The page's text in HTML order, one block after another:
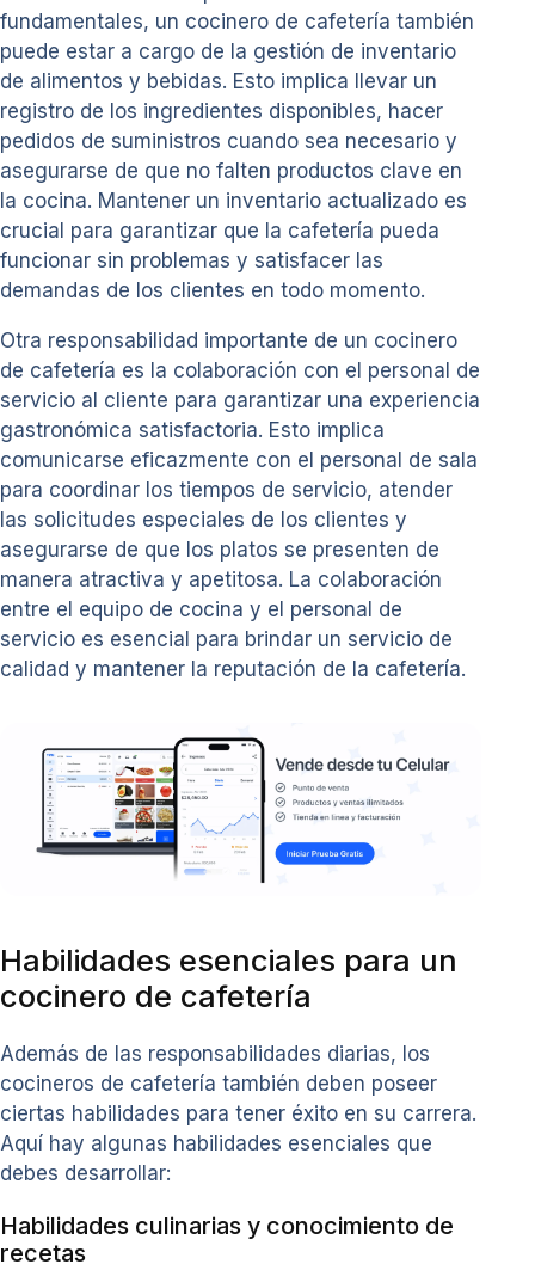
fundamentales, un cocinero de cafetería también
puede estar a cargo de la gestión de inventario
de alimentos y bebidas. Esto implica llevar un
registro de los ingredientes disponibles, hacer
pedidos de suministros cuando sea necesario y
asegurarse de que no falten productos clave en
la cocina. Mantener un inventario actualizado es
crucial para garantizar que la cafetería pueda
funcionar sin problemas y satisfacer las
demandas de los clientes en todo momento.
Otra responsabilidad importante de un cocinero
de cafetería es la colaboración con el personal de
servicio al cliente para garantizar una experiencia
gastronómica satisfactoria. Esto implica
comunicarse eficazmente con el personal de sala
para coordinar los tiempos de servicio, atender
las solicitudes especiales de los clientes y
asegurarse de que los platos se presenten de
manera atractiva y apetitosa. La colaboración
entre el equipo de cocina y el personal de
servicio es esencial para brindar un servicio de
calidad y mantener la reputación de la cafetería.
Habilidades esenciales para un
cocinero de cafetería
Además de las responsabilidades diarias, los
cocineros de cafetería también deben poseer
ciertas habilidades para tener éxito en su carrera.
Aquí hay algunas habilidades esenciales que
debes desarrollar:
Habilidades culinarias y conocimiento de
recetas